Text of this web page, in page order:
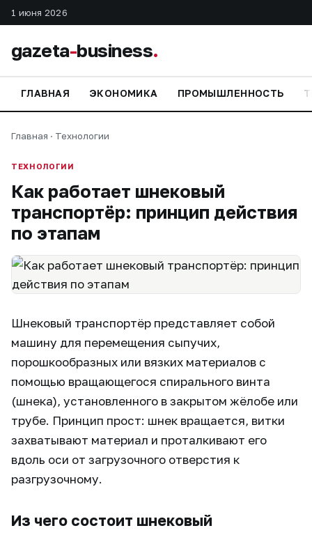
1 июня 2026
gazeta-business.
ГЛАВНАЯ ЭКОНОМИКА ПРОМЫШЛЕННОСТЬ
Главная · Технологии
ТЕХНОЛОГИИ
Как работает шнековый
транспортёр: принцип действия
по этапам
Шнековый транспортёр представляет собой
машину для перемещения сыпучих,
порошкообразных или вязких материалов с
помощью вращающегося спирального винта
(шнека), установленного в закрытом жёлобе или
трубе. Принцип прост: шнек вращается, витки
захватывают материал и проталкивают его
вдоль оси от загрузочного отверстия к
разгрузочному.
Из чего состоит шнековый